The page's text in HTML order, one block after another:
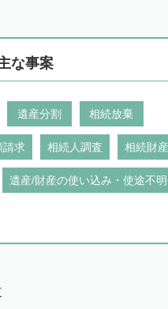
な事案
遺産分割 相続放棄
請求 相続人調査 相続財
遺産/財産の使い込み・使途不